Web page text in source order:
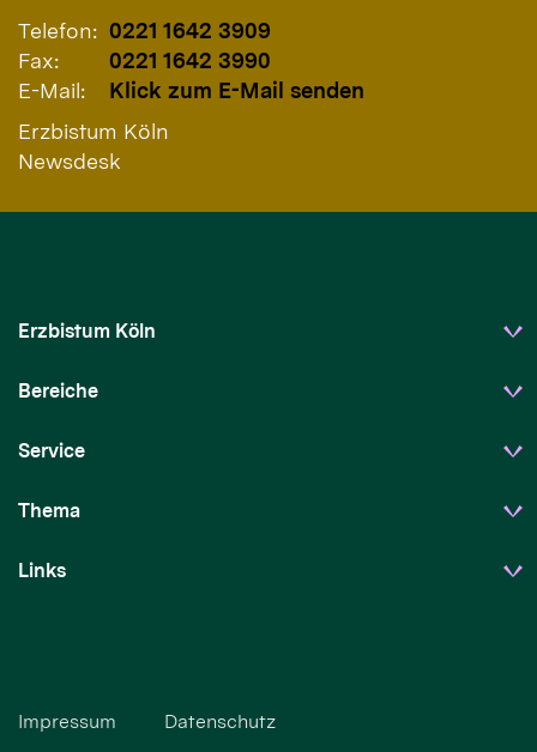
Telefon: 0221 1642 3909
Fax:
0221 1642 3990
E-Mail:
Klick zum E-Mail senden
Erzbistum Köln
Newsdesk
Erzbistum Köln
Bereiche
Service
Thema
Links
Impressum Datenschutz